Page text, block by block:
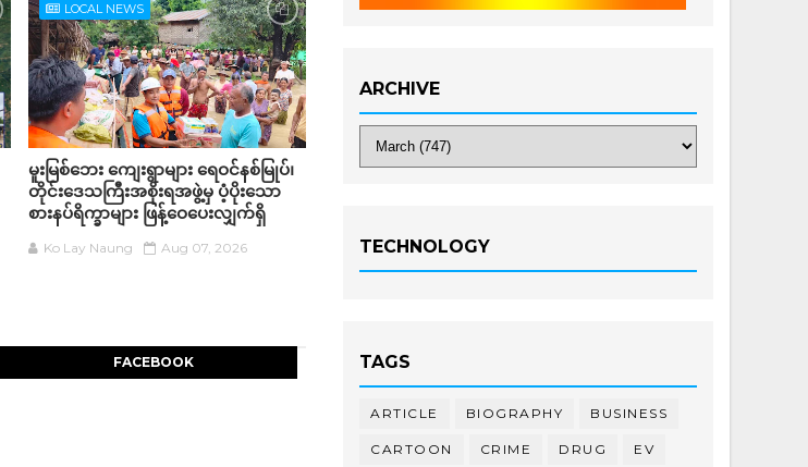
LOCAL NEWS
မူးမြစ်ဘေး ကျေးရွာများ ရေဝင်နစ်မြုပ်၊
တိုင်းဒေသကြီးအစိုးရအဖွဲ့မှ ပံ့ပိုးသော
စားနပ်ရိက္ခာများ ဖြန့်ဝေပေးလျှက်ရှိ
Ko Lay Naung Aug 07, 2026
FACEBOOK
ARCHIVE
TECHNOLOGY
TAGS
ARTICLE BIOGRAPHY BUSINESS
CARTOON CRIME DRUG EV